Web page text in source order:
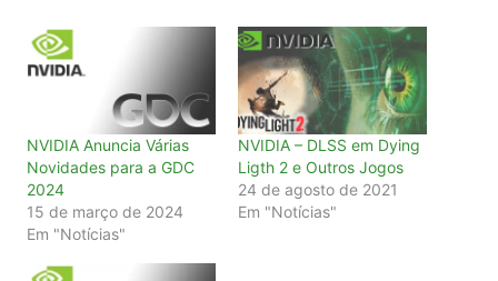
NVIDIA Anuncia Várias
Novidades para a GDC
2024
15 de março de 2024
Em "Notícias"
NVIDIA – DLSS em Dying
Ligth 2 e Outros Jogos
24 de agosto de 2021
Em "Notícias"